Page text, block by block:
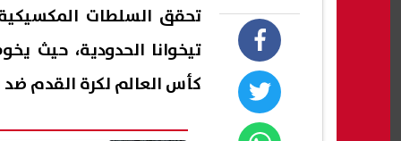
تحقق السلطات
تيخوانا الحدودية، حيث
كأس العالم لكرة القدم ضد